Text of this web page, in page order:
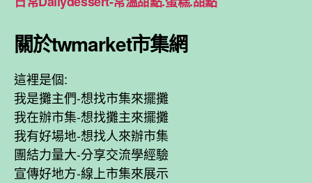
關於twmarket市集網
這裡是個:
我是攤主們-想找市集來擺攤
我在辦市集-想找攤主來擺攤
我有好場地-想找人來辦市集
團結力量大-分享交流學經驗
宣傳好地方-線上市集來展示